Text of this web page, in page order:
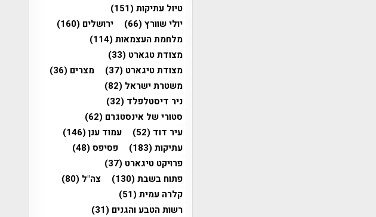
טיול עתיקות(151)
יולי שוורץ(66) ירושלים (160)
מלחמת העצמאות(114)
מצודת טגארט (33)
מצודת טיגארט (37) מצרים (36)
משטרת ישראל (82)
ניר דיסטלפלד (32)
סטורי של אינסטגרם (62)
עיר דוד (52) עמוד ענן(146)
עתיקות(183) פסיפס(48)
פרויקט טיגארט (37)
פתוח בשבת(130) צה"ל (80)
קלרה עמית(51)
רשות הטבע והגנים (31)